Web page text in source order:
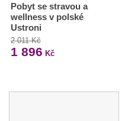
Pobyt se stravou a
wellness v polské
Ustroni
2 011 Kč
1 896 Kč